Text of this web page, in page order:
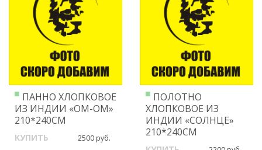
ПАННО ХЛОПКОВОЕ
ИЗ ИНДИИ «ОМ-ОМ»
210*240СМ
КУПИТЬ 2500 руб.
ПОЛОТНО
ХЛОПКОВОЕ ИЗ
ИНДИИ «СОЛНЦЕ»
210*240СМ